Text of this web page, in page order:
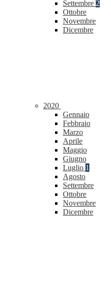
Settembre 2
Ottobre
Novembre
Dicembre
2020
Gennaio
Febbraio
Marzo
Aprile
Maggio
Giugno
Luglio 1
Agosto
Settembre
Ottobre
Novembre
Dicembre